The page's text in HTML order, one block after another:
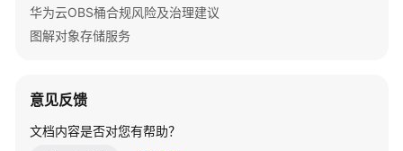
权
限
南
华为云OBS桶合规风险及治理建议
图解对象存储服务
意见反馈
文档内容是否对您有帮助？